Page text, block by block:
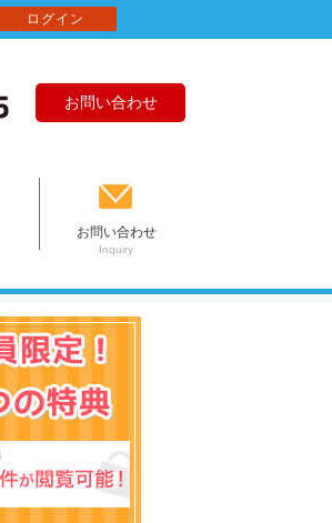
お問い合わせ
お問い合わせ
Inquiry
ログイン